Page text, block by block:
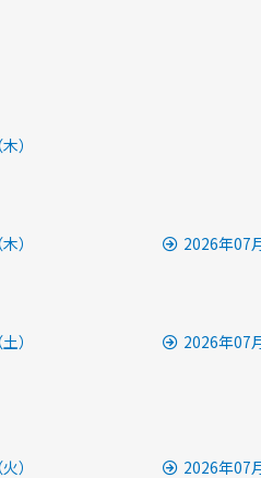
）
） 2026年07
）
2026年07
）
2026年07